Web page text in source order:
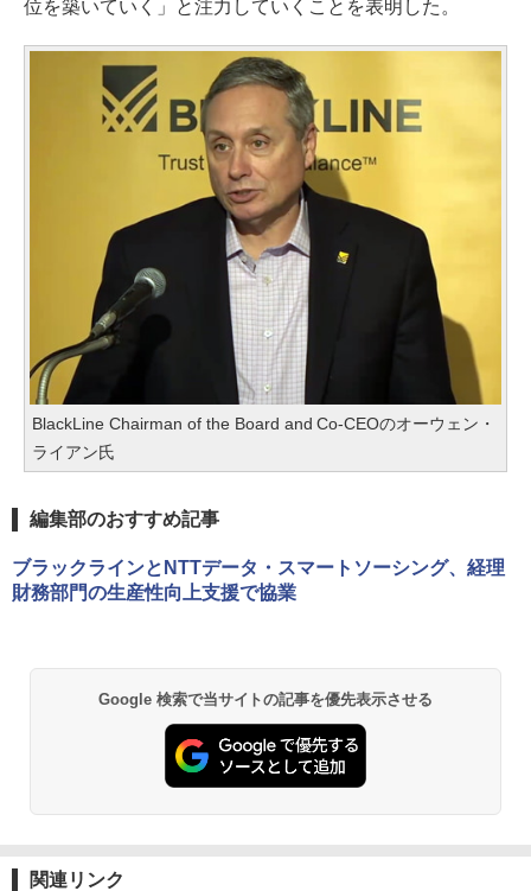
位を築いていく」と注力していくことを表明した。
BlackLine Chairman of the Board and Co-CEOのオーウェン・
ライアン氏
編集部のおすすめ記事
ブラックラインとNTTデータ・スマートソーシング、経理
財務部門の生産性向上支援で協業
Google 検索で当サイトの記事を優先表示させる
関連リンク